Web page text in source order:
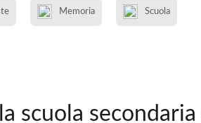
Memoria Scuola
scuola